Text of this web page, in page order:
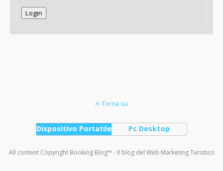
Login
Torna su
Dispositivo Portatile Pc Desktop
All content Copyright Booking Blog™ - Il blog del Web Marketing Turistico